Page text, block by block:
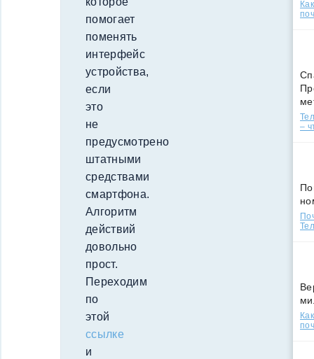
помогает
поменять
интерфейс
устройства,
если
это
не
предусмотрено
штатными
средствами
смартфона.
Алгоритм
действий
довольно
прост.
Переходим
по
этой
ссылке
и
–